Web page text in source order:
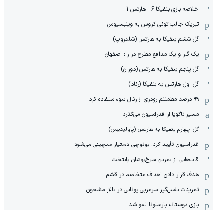
خلاصه بازی بنفیکا 6 - هارتس 1
تبریک جالب تونی کروس به وینیسیوس
گل ششم بنفیکا به هارتس (شلدروپ)
یک گلر و یک مدافع مطرح در راه اصفهان
گل پنجم بنفیکا به هارتس (دوران)
گل اول هارتس به بنفیکا (رناد)
۹۹ درصد مطمئنم رودری از رئال سوءاستفاده کرد
مسیر ناگویا از فدراسیون می‌گذرد
گل چهارم بنفیکا به هارتس (پاولیدیس)
فدراسیون تأیید کرد: بونوچی دستیار مانچینی می‌شود
قاب‌هایی از تمرین سرخ‌پوشان پایتخت
هدف قرار دادن اهداف متخاصم در قشم
‏تمرینات نفس‌گیر سرمربی یونانی در تالار مشحون
بازی دوستانه بارسلونا لغو شد